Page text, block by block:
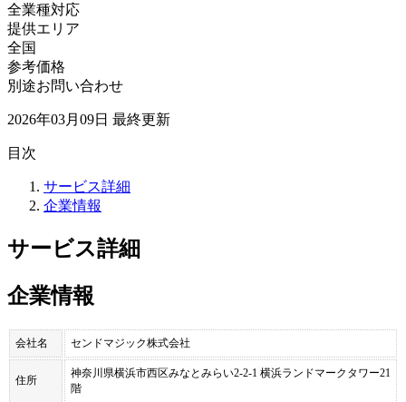
全業種対応
提供エリア
全国
参考価格
別途お問い合わせ
2026年03月09日 最終更新
目次
サービス詳細
企業情報
サービス詳細
企業情報
会社名 センドマジック株式会社
住所
神奈川県横浜市西区みなとみらい2-2-1 横浜ランドマークタワー21
階